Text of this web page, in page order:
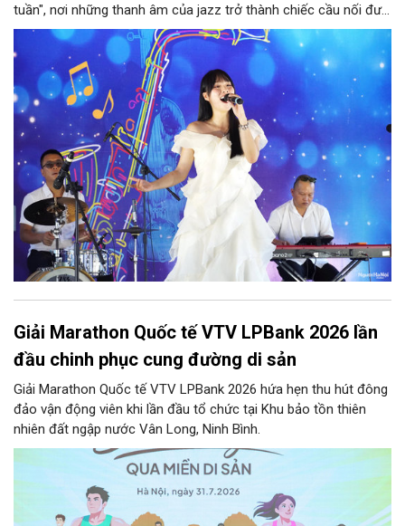
tuần", nơi những thanh âm của jazz trở thành chiếc cầu nối đưa
nhiều nền văn hóa gặp gỡ trong không gian di sản giữa lòng Thủ
đô. Từ những tác phẩm kinh điển của thế giới đến những giai
điệu Việt Nam đậm chất tự sự, chương trình mở ra một hành
trình thưởng thức âm nhạc đa tầng cảm xúc, góp phần bồi đắp
diện mạo văn hóa của Hà Nội - Thành phố sáng tạo.
Giải Marathon Quốc tế VTV LPBank 2026 lần
đầu chinh phục cung đường di sản
Giải Marathon Quốc tế VTV LPBank 2026 hứa hẹn thu hút đông
đảo vận động viên khi lần đầu tổ chức tại Khu bảo tồn thiên
nhiên đất ngập nước Vân Long, Ninh Bình.